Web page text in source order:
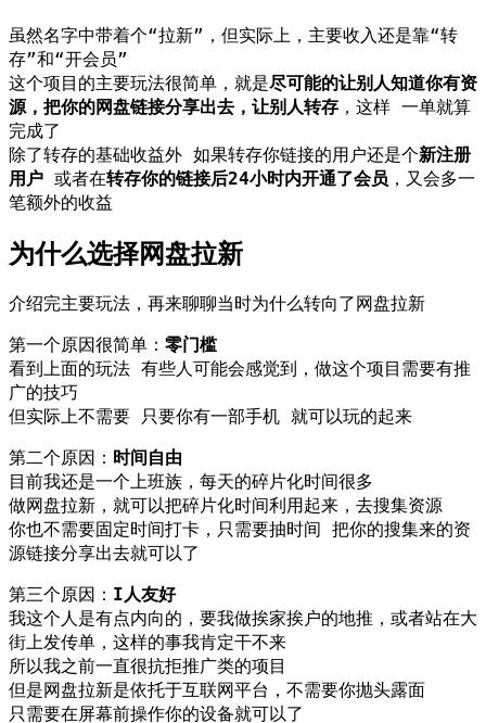
虽然名字中带着个“拉新”，但实际上，主要收入还是靠“转
存”和“开会员”
这个项目的主要玩法很简单，就是尽可能的让别人知道你有资
源，把你的网盘链接分享出去，让别人转存 ，这样 一单就算
完成了
除了转存的基础收益外 如果转存你链接的用户还是个新注册
用户 或者在转存你的链接后24小时内开通了会员 ，又会多一
笔额外的收益
为什么选择网盘拉新
介绍完主要玩法，再来聊聊当时为什么转向了网盘拉新
第一个原因很简单： 零门槛
看到上面的玩法 有些人可能会感觉到，做这个项目需要有推
广的技巧
但实际上不需要 只要你有一部手机 就可以玩的起来
第二个原因： 时间自由
目前我还是一个上班族，每天的碎片化时间很多
做网盘拉新，就可以把碎片化时间利用起来，去搜集资源
你也不需要固定时间打卡，只需要抽时间 把你的搜集来的资
源链接分享出去就可以了
第三个原因： I人友好
我这个人是有点内向的，要我做挨家挨户的地推，或者站在大
街上发传单，这样的事我肯定干不来
所以我之前一直很抗拒推广类的项目
但是网盘拉新是依托于互联网平台，不需要你抛头露面
只需要在屏幕前操作你的设备就可以了